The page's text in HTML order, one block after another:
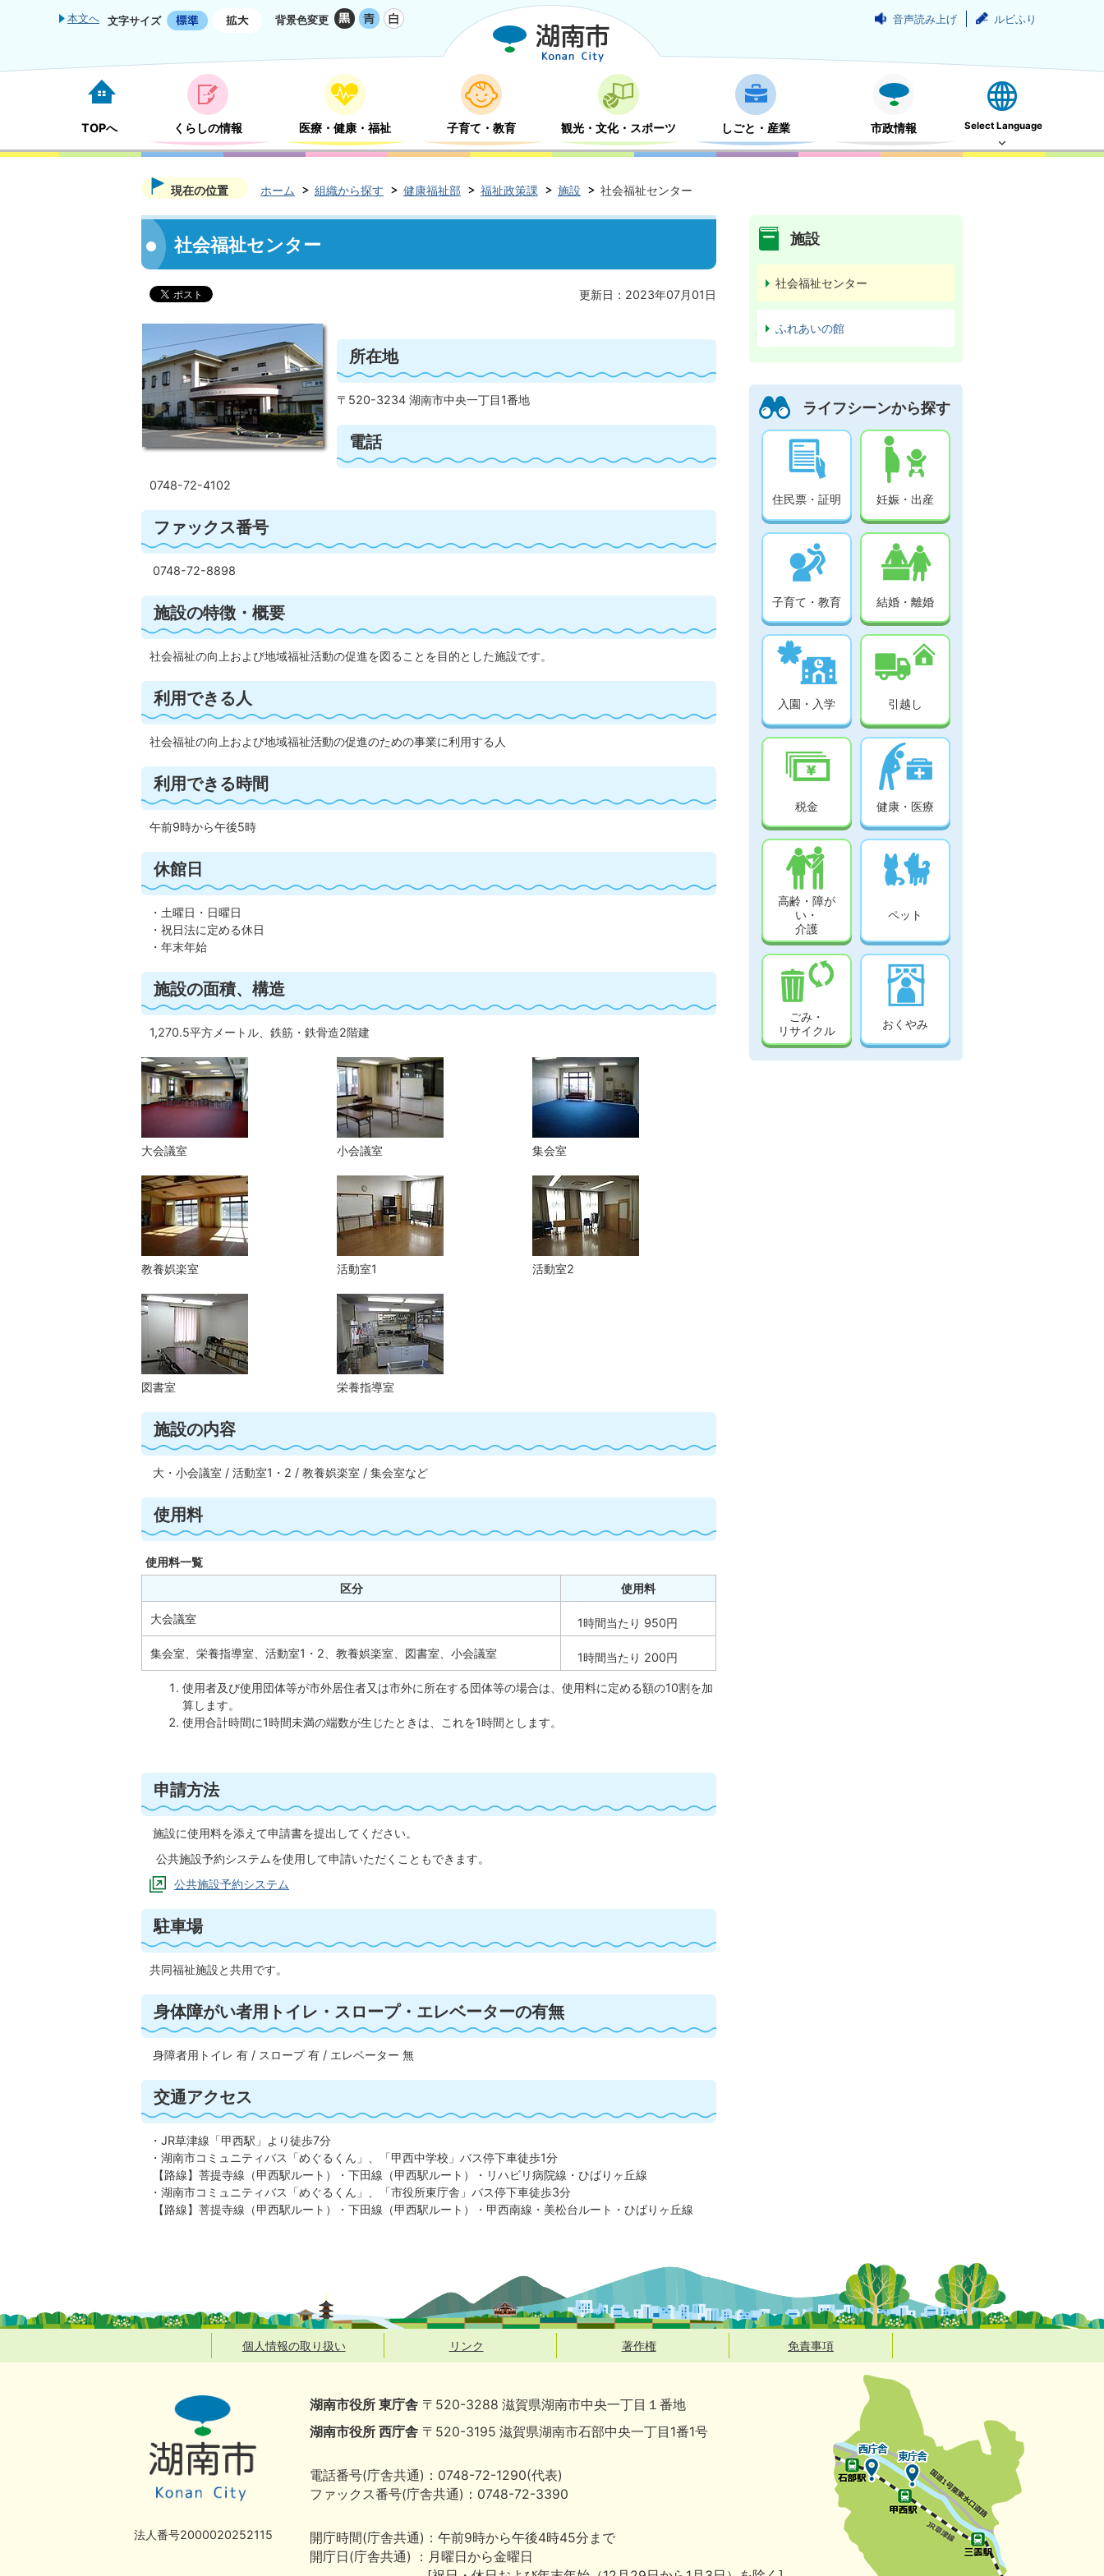
本文へ 文字サイズ 背景色変更 音声読み上げ ルビふり
TOPへ くらしの情報 医療・健康・福祉 子育て・教育 観光・文化・スポーツ しごと・産業 市政情報 Select Language
現在の位置 ホーム 組織から探す 健康福祉部 福祉政策課 施設 社会福祉センター
社会福祉センター
更新日：2023年07月01日
所在地
〒520-3234 湖南市中央一丁目1番地
電話
0748-72-4102
ファックス番号
0748-72-8898
施設の特徴・概要
社会福祉の向上および地域福祉活動の促進を図ることを目的とした施設です。
利用できる人
社会福祉の向上および地域福祉活動の促進のための事業に利用する人
利用できる時間
午前9時から午後5時
休館日
・土曜日・日曜日
・祝日法に定める休日
・年末年始
施設の面積、構造
1,270.5平方メートル、鉄筋・鉄骨造2階建
大会議室 小会議室 集会室
教養娯楽室 活動室1 活動室2
図書室 栄養指導室
施設の内容
大・小会議室 / 活動室1・2 / 教養娯楽室 / 集会室など
使用料
使用料一覧
区分
使用料
大会議室 1時間当たり 950円
集会室、栄養指導室、活動室1・2、教養娯楽室、図書室、小会議室 1時間当たり 200円
使用者及び使用団体等が市外居住者又は市外に所在する団体等の場合は、使用料に定める額の10割を加
算します。
使用合計時間に1時間未満の端数が生じたときは、これを1時間とします。
申請方法
施設に使用料を添えて申請書を提出してください。
公共施設予約システムを使用して申請いただくこともできます。
公共施設予約システム
駐車場
共同福祉施設と共用です。
身体障がい者用トイレ・スロープ・エレベーターの有無
身障者用トイレ 有 / スロープ 有 / エレベーター 無
交通アクセス
・JR草津線「甲西駅」より徒歩7分
・湖南市コミュニティバス「めぐるくん」、「甲西中学校」バス停下車徒歩1分
【路線】菩提寺線（甲西駅ルート）・下田線（甲西駅ルート）・リハビリ病院線・ひばりヶ丘線
・湖南市コミュニティバス「めぐるくん」、「市役所東庁舎」バス停下車徒歩3分
【路線】菩提寺線（甲西駅ルート）・下田線（甲西駅ルート）・甲西南線・美松台ルート・ひばりヶ丘線
施設
社会福祉センター
ふれあいの館
ライフシーンから探す
住民票・証明 妊娠・出産
子育て・教育 結婚・離婚
入園・入学 引越し
税金 健康・医療
高齢・障が
い・
介護
ペット
ごみ・
リサイクル
おくやみ
個人情報の取り扱い リンク 著作権 免責事項
法人番号2000020252115
湖南市役所 東庁舎 〒520-3288 滋賀県湖南市中央一丁目１番地
湖南市役所 西庁舎 〒520-3195 滋賀県湖南市石部中央一丁目1番1号
電話番号(庁舎共通)：0748-72-1290(代表)
ファックス番号(庁舎共通)：0748-72-3390
開庁時間(庁舎共通)：午前9時から午後4時45分まで
開庁日(庁舎共通) ：月曜日から金曜日